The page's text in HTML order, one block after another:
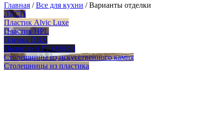
Главная /Все для кухни /Варианты отделки
ЛДСП
Пластик Alvic Luxe
Пластик HPL
Пленка ПВХ
Полотно АГТ (МДФ)
Столешницы из искусственного камня
Столешницы из пластика